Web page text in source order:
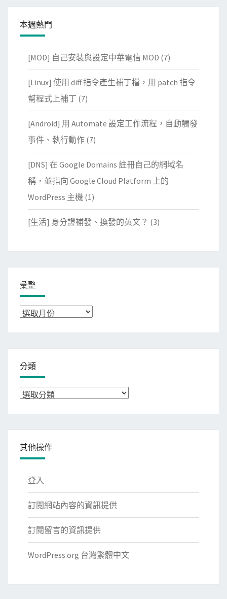
本週熱門
[MOD] 自己安裝與設定中華電信 MOD (7)
[Linux] 使用 diff 指令產生補丁檔，用 patch 指令
幫程式上補丁 (7)
[Android] 用 Automate 設定工作流程，自動觸發
事件、執行動作 (7)
[DNS] 在 Google Domains 註冊自己的網域名
稱，並指向 Google Cloud Platform 上的
WordPress 主機 (1)
[生活] 身分證補發、換發的英文？ (3)
彙整
彙
分類
分
其他操作
登入
訂閱網站內容的資訊提供
訂閱留言的資訊提供
WordPress.org 台灣繁體中文